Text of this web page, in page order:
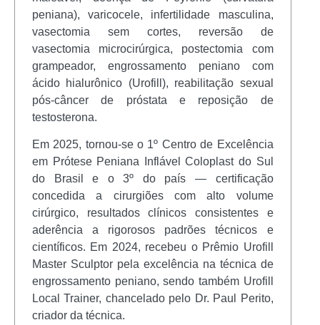
peniana), varicocele, infertilidade masculina,
vasectomia sem cortes, reversão de
vasectomia microcirúrgica, postectomia com
grampeador, engrossamento peniano com
ácido hialurônico (Urofill), reabilitação sexual
pós-câncer de próstata e reposição de
testosterona.
Em 2025, tornou-se o 1º Centro de Excelência
em Prótese Peniana Inflável Coloplast do Sul
do Brasil e o 3º do país — certificação
concedida a cirurgiões com alto volume
cirúrgico, resultados clínicos consistentes e
aderência a rigorosos padrões técnicos e
científicos. Em 2024, recebeu o Prêmio Urofill
Master Sculptor pela excelência na técnica de
engrossamento peniano, sendo também Urofill
Local Trainer, chancelado pelo Dr. Paul Perito,
criador da técnica.